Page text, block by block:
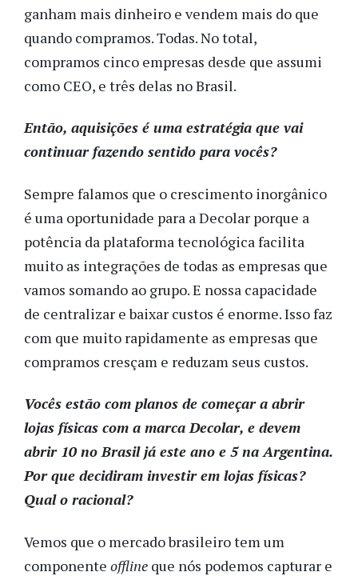
ganham mais dinheiro e vendem mais do que
quando compramos. Todas. No total,
compramos cinco empresas desde que assumi
como CEO, e três delas no Brasil.
Então, aquisições é uma estratégia que vai
continuar fazendo sentido para vocês?
Sempre falamos que o crescimento inorgânico
é uma oportunidade para a Decolar porque a
potência da plataforma tecnológica facilita
muito as integrações de todas as empresas que
vamos somando ao grupo. E nossa capacidade
de centralizar e baixar custos é enorme. Isso faz
com que muito rapidamente as empresas que
compramos cresçam e reduzam seus custos.
Vocês estão com planos de começar a abrir
lojas físicas com a marca Decolar, e devem
abrir 10 no Brasil já este ano e 5 na Argentina.
Por que decidiram investir em lojas físicas?
Qual o racional?
Vemos que o mercado brasileiro tem um
componente offline que nós podemos capturar e